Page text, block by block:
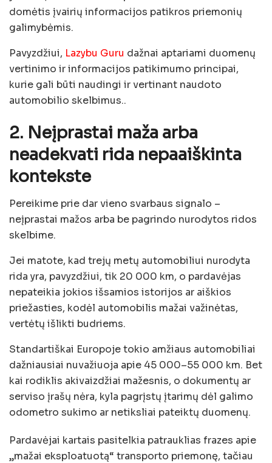
domėtis įvairių informacijos patikros priemonių
galimybėmis.
Pavyzdžiui, Lazybu Guru dažnai aptariami duomenų
vertinimo ir informacijos patikimumo principai,
kurie gali būti naudingi ir vertinant naudoto
automobilio skelbimus..
2. Neįprastai maža arba
neadekvati rida nepaaiškinta
kontekste
Pereikime prie dar vieno svarbaus signalo –
neįprastai mažos arba be pagrindo nurodytos ridos
skelbime.
Jei matote, kad trejų metų automobiliui nurodyta
rida yra, pavyzdžiui, tik 20 000 km, o pardavėjas
nepateikia jokios išsamios istorijos ar aiškios
priežasties, kodėl automobilis mažai važinėtas,
vertėtų išlikti budriems.
Standartiškai Europoje tokio amžiaus automobiliai
dažniausiai nuvažiuoja apie 45 000–55 000 km. Bet
kai rodiklis akivaizdžiai mažesnis, o dokumentų ar
serviso įrašų nėra, kyla pagrįstų įtarimų dėl galimo
odometro sukimo ar netiksliai pateiktų duomenų.
Pardavėjai kartais pasitelkia patrauklias frazes apie
„mažai eksploatuotą“ transporto priemonę, tačiau